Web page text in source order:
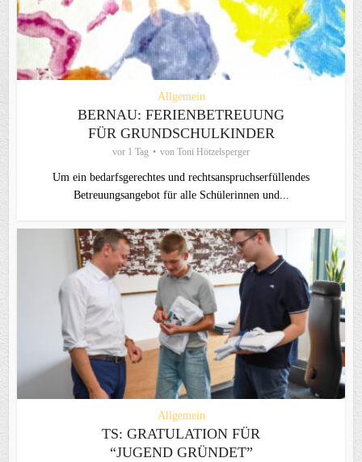
Allgemein
BERNAU: FERIENBETREUUNG
FÜR GRUNDSCHULKINDER
vor 1 Tag von Toni Hötzelsperger
Um ein bedarfsgerechtes und rechtsanspruchserfüllendes
Betreuungsangebot für alle Schülerinnen und...
Allgemein
TS: GRATULATION FÜR
“JUGEND GRÜNDET”